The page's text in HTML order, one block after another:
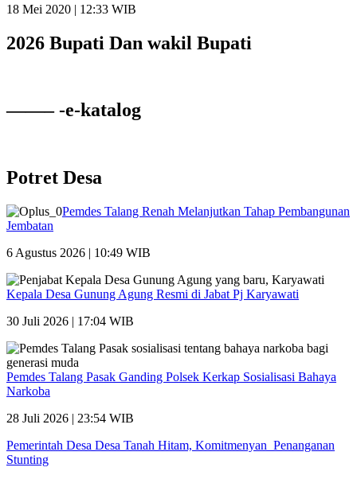
18 Mei 2020 | 12:33 WIB
2026 Bupati Dan wakil Bupati
——– -e-katalog
Potret Desa
Pemdes Talang Renah Melanjutkan Tahap Pembangunan
Jembatan
6 Agustus 2026 | 10:49 WIB
Kepala Desa Gunung Agung Resmi di Jabat Pj Karyawati
30 Juli 2026 | 17:04 WIB
Pemdes Talang Pasak Ganding Polsek Kerkap Sosialisasi Bahaya
Narkoba
28 Juli 2026 | 23:54 WIB
Pemerintah Desa Desa Tanah Hitam, Komitmenyan Penanganan
Stunting